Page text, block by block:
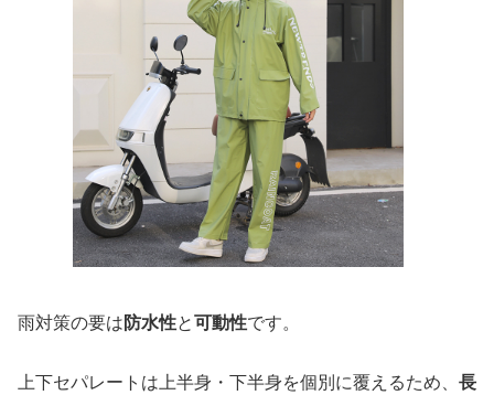
雨対策の要は防水性と可動性です。
上下セパレートは上半身・下半身を個別に覆えるため、 長